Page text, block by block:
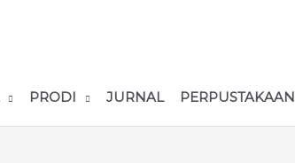
PRODI JURNAL PERPUSTAKAAN